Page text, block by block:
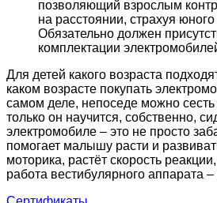
позволяющий взрослым
на расстоянии, страхуя
Обязательно должен
комплектации
Для детей какого возраста
каком возрасте покупать
самом деле, непоседе можно сесть
только он научится, собственно,
электромобиле – это не просто
помогает малышу расти и
моторика, растёт скорость
работа вестибулярного аппарата